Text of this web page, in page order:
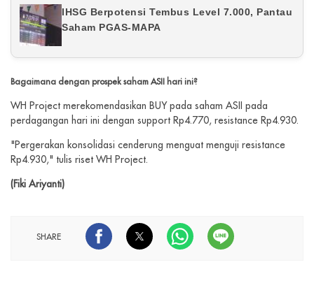
IHSG Berpotensi Tembus Level 7.000, Pantau
Saham PGAS-MAPA
Bagaimana dengan prospek saham ASII hari ini?
WH Project merekomendasikan BUY pada saham ASII pada
perdagangan hari ini dengan support Rp4.770, resistance Rp4.930.
"Pergerakan konsolidasi cenderung menguat menguji resistance
Rp4.930," tulis riset WH Project.
(Fiki Ariyanti)
SHARE